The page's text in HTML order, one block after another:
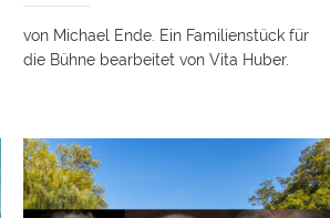
von Michael Ende. Ein Familienstück für
die Bühne bearbeitet von Vita Huber.